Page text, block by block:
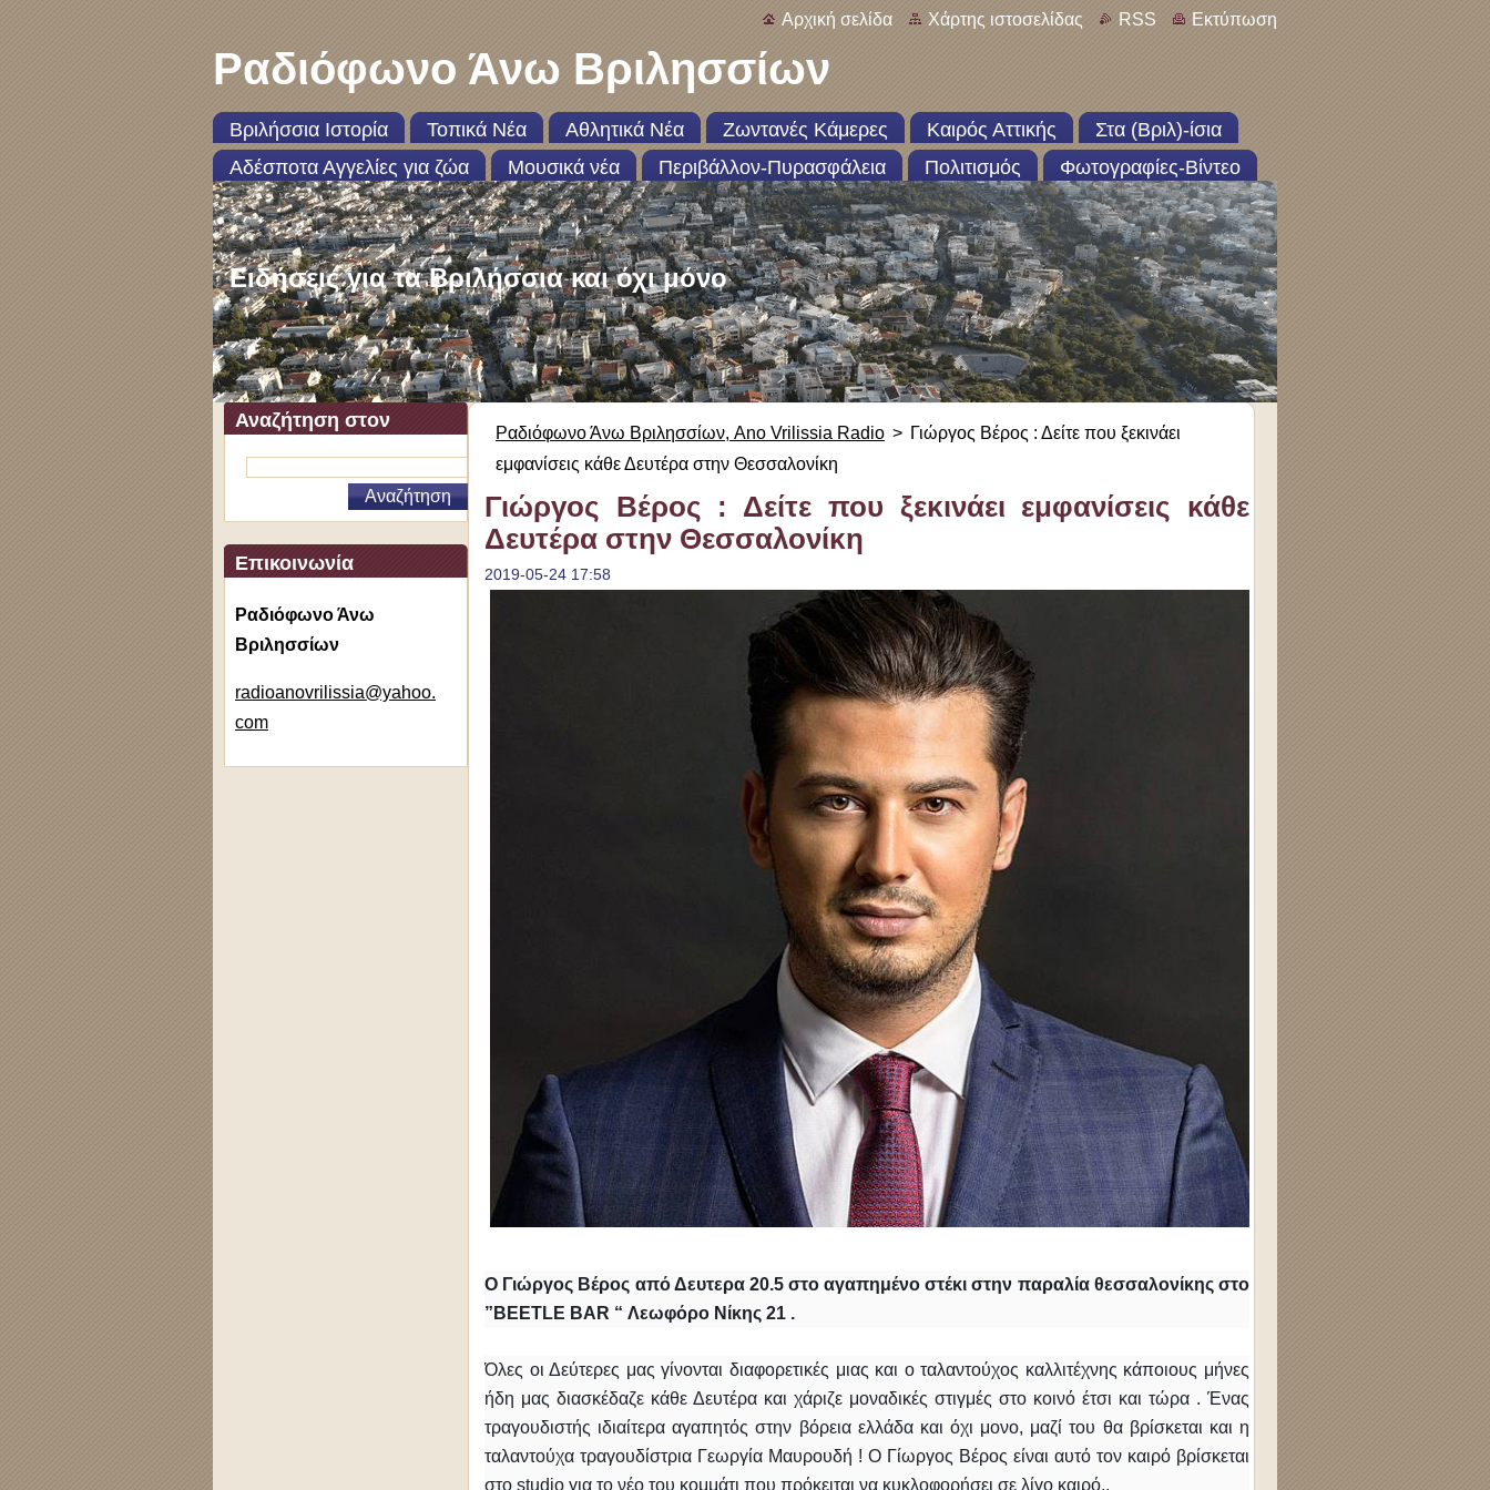
Αρχική σελίδα Χάρτης ιστοσελίδας RSS Εκτύπωση
Ραδιόφωνο Άνω Βριλησσίων
Βριλήσσια Ιστορία Τοπικά Νέα Αθλητικά Νέα Ζωντανές Κάμερες Καιρός Αττικής
Στα (Βριλ)-ίσια
Αδέσποτα Αγγελίες για ζώα
Μουσικά νέα Περιβάλλον-Πυρασφάλεια Πολιτισμός Φωτογραφίες-Βίντεο
Ειδήσεις για τα Βριλήσσια και όχι μόνο
Αναζήτηση στον
ιστότοπο
Επικοινωνία
Ραδιόφωνο Άνω
Βριλησσίων
radioanovrilissia@yahoo.
com
Ραδιόφωνο Άνω Βριλησσίων, Ano Vrilissia Radio > Γιώργος Βέρος : Δείτε που ξεκινάει
εμφανίσεις κάθε Δευτέρα στην Θεσσαλονίκη
Γιώργος Βέρος : Δείτε που ξεκινάει εμφανίσεις κάθε
Δευτέρα στην Θεσσαλονίκη
2019-05-24 17:58
Ο Γιώργος Βέρος από Δευτερα 20.5 στο αγαπημένο στέκι στην παραλία θεσσαλονίκης στο
”BEETLE BAR “ Λεωφόρο Νίκης 21 .
Όλες οι Δεύτερες μας γίνονται διαφορετικές μιας και ο ταλαντούχος καλλιτέχνης κάποιους μήνες
ήδη μας διασκέδαζε κάθε Δευτέρα και χάριζε μοναδικές στιγμές στο κοινό έτσι και τώρα . Ένας
τραγουδιστής ιδιαίτερα αγαπητός στην βόρεια ελλάδα και όχι μονο, μαζί του θα βρίσκεται και η
ταλαντούχα τραγουδίστρια Γεωργία Μαυρουδή ! Ο Γίωργος Βέρος είναι αυτό τον καιρό βρίσκεται
στο studio για το νέο του κομμάτι που πρόκειται να κυκλοφορήσει σε λίγο καιρό..